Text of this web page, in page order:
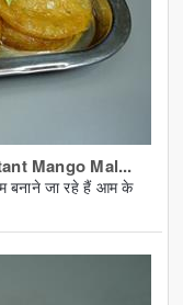
Mango Mal...
बनाने जा रहे हैं आम के